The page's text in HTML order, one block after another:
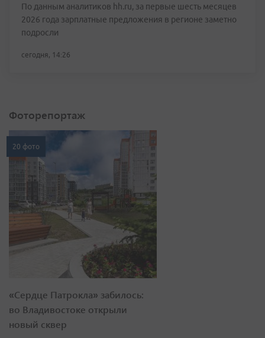
По данным аналитиков hh.ru, за первые шесть месяцев
2026 года зарплатные предложения в регионе заметно
подросли
сегодня, 14:26
Фоторепортаж
20 фото
«Сердце Патрокла» забилось:
во Владивостоке открыли
новый сквер